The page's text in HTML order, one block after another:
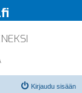
Kirjaudu sisään